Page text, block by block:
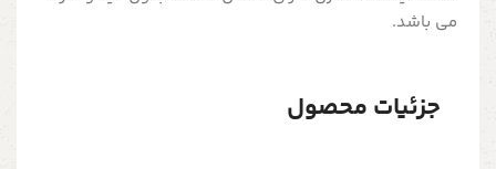
می باشد.
جزئیات محصول